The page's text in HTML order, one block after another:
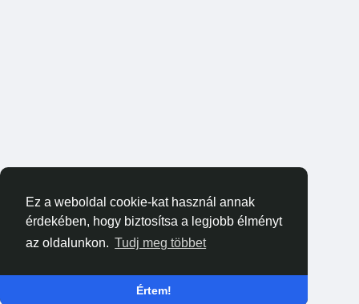
Ez a weboldal cookie-kat használ annak
érdekében, hogy biztosítsa a legjobb élményt
az oldalunkon. Tudj meg többet
Értem!